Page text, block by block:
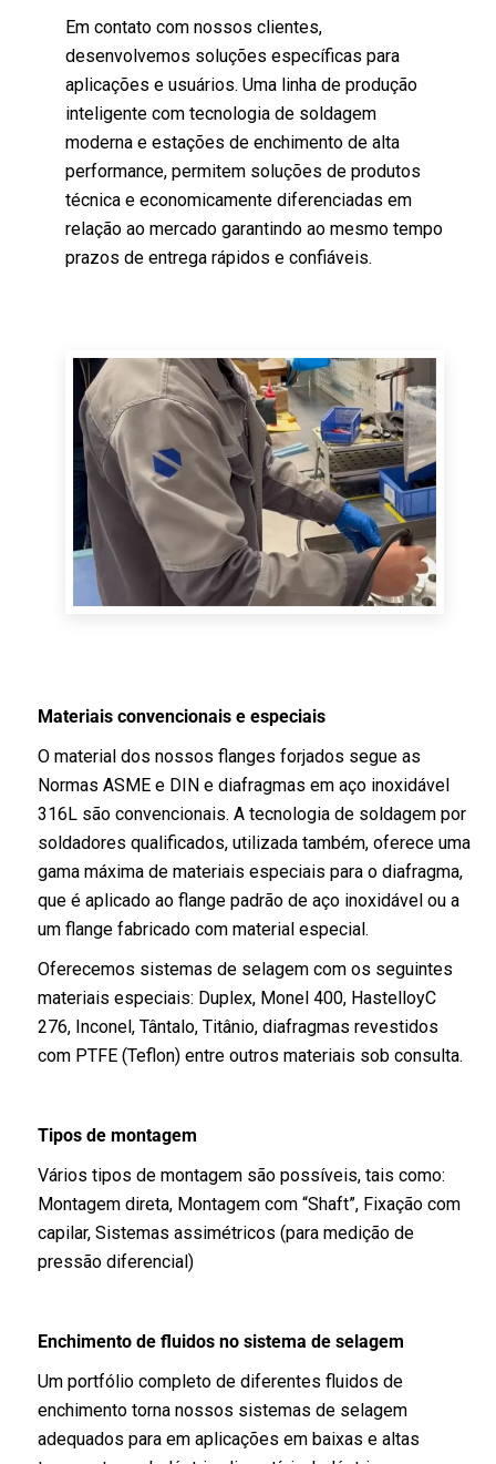
Em contato com nossos clientes,
desenvolvemos soluções específicas para
aplicações e usuários. Uma linha de produção
inteligente com tecnologia de soldagem
moderna e estações de enchimento de alta
performance, permitem soluções de produtos
técnica e economicamente diferenciadas em
relação ao mercado garantindo ao mesmo tempo
prazos de entrega rápidos e confiáveis.
Materiais convencionais e especiais
O material dos nossos flanges forjados segue as
Normas ASME e DIN e diafragmas em aço inoxidável
316L são convencionais. A tecnologia de soldagem por
soldadores qualificados, utilizada também, oferece uma
gama máxima de materiais especiais para o diafragma,
que é aplicado ao flange padrão de aço inoxidável ou a
um flange fabricado com material especial.
Oferecemos sistemas de selagem com os seguintes
materiais especiais: Duplex, Monel 400, HastelloyC
276, Inconel, Tântalo, Titânio, diafragmas revestidos
com PTFE (Teflon) entre outros materiais sob consulta.
Tipos de montagem
Vários tipos de montagem são possíveis, tais como:
Montagem direta, Montagem com “Shaft”, Fixação com
capilar, Sistemas assimétricos (para medição de
pressão diferencial)
Enchimento de fluidos no sistema de selagem
Um portfólio completo de diferentes fluidos de
enchimento torna nossos sistemas de selagem
adequados para em aplicações em baixas e altas